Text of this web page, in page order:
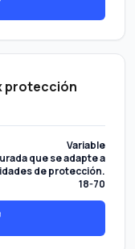
protección
Variable
que se adapte a
de protección.
18-70